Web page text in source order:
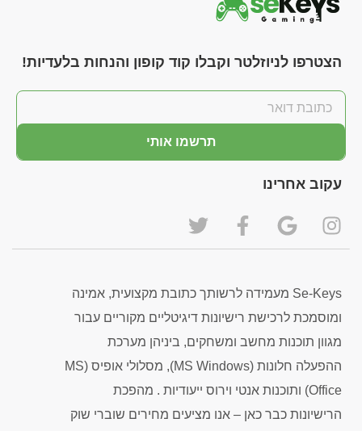
הצטרפו לניוזלטר וקבלו קוד קופון והנחות בלעדיות!
תרשמו אותי
עקוב אחרינו
Se-Keys מעמידה לרשותך כתובת מקצועית, אמינה
ומוסמכת לרכישת רישיונות דיגיטליים מקוריים עבור
מגוון תוכנות מחשב ומשחקים, ביניהן מערכת
ההפעלה חלונות (MS Windows), מסלולי אופיס (MS
Office) ותוכנות אנטי וירוס ייעודיות . מהפכת
הרישיונות כבר כאן – אנו מציעים מחירים שוברי שוק